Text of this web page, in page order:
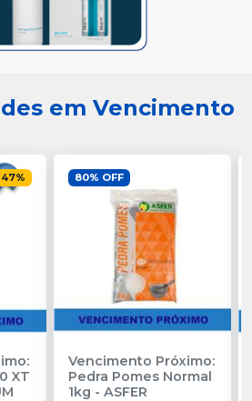
em Vencimento
47%
XT
80% OFF
Vencimento Próximo:
Pedra Pomes Normal
1kg - ASFER